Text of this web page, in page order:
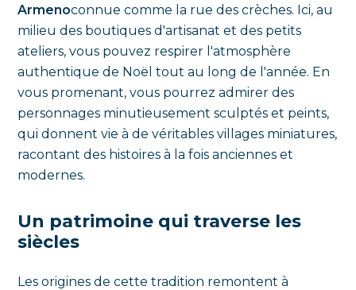
Armenoconnue comme la rue des crèches. Ici, au
milieu des boutiques d'artisanat et des petits
ateliers, vous pouvez respirer l'atmosphère
authentique de Noël tout au long de l'année. En
vous promenant, vous pourrez admirer des
personnages minutieusement sculptés et peints,
qui donnent vie à de véritables villages miniatures,
racontant des histoires à la fois anciennes et
modernes.
Un patrimoine qui traverse les
siècles
Les origines de cette tradition remontent à